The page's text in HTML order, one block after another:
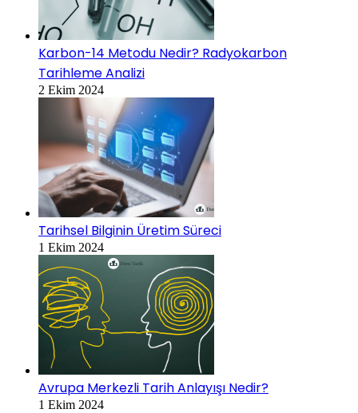
Karbon-14 Metodu Nedir? Radyokarbon
Tarihleme Analizi
2 Ekim 2024
Tarihsel Bilginin Üretim Süreci
1 Ekim 2024
Avrupa Merkezli Tarih Anlayışı Nedir?
1 Ekim 2024